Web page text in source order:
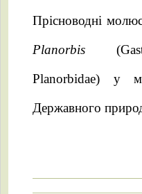
Прісноводні
Planorbis
Planorbidae) у
Державного